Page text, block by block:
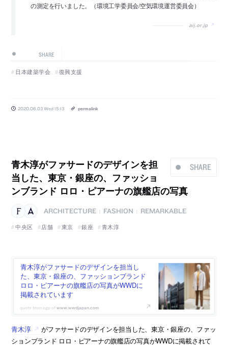
の測定を行いました。（環境工学委員会/空気環境運営委員会）
aij.or.jp
SHARE
日本建築学会 復興支援
2020.06.03 Wed 15:13 permalink
SHARE
青木淳がファサードのデザインを担
当した、東京・銀座の、ファッショ
ンブランド ロロ・ピアーナの旗艦店の写真
ARCHITECTURE FASHION
REMARKABLE
中央区
店舗 東京 銀座 青木淳
青木淳がファサードのデザインを担当し
た、東京・銀座の、ファッションブランド
ロロ・ピアーナの旗艦店の写真がWWDに
掲載されています
www.wwdjapan.com
青木淳
がファサードのデザインを担当した、東京・銀座の、ファッ
ションブランド ロロ・ピアーナの旗艦店の写真がWWDに掲載されて